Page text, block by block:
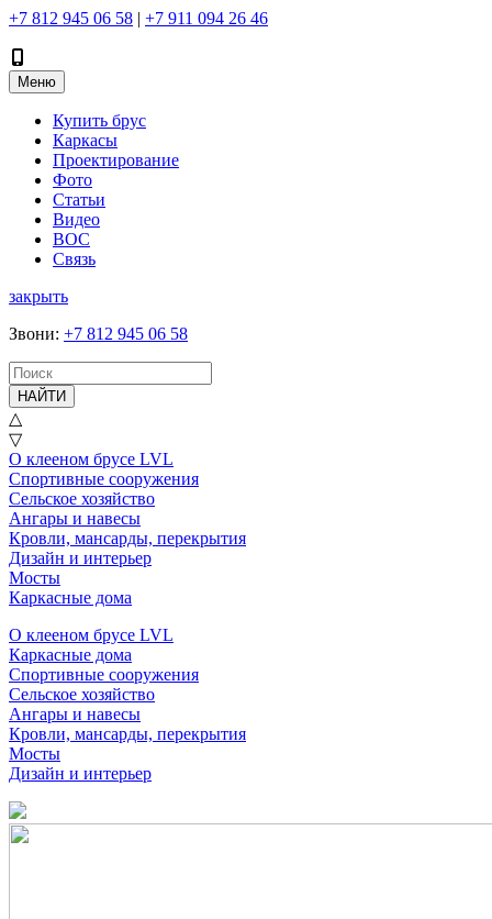
+7 812 945 06 58 | +7 911 094 26 46
Меню
Купить брус
Каркасы
Проектирование
Фото
Статьи
Видео
ВОС
Связь
закрыть
Звони: +7 812 945 06 58
НАЙТИ
△
▽
О клееном брусе LVL
Спортивные сооружения
Сельское хозяйство
Ангары и навесы
Кровли, мансарды, перекрытия
Дизайн и интерьер
Мосты
Каркасные дома
О клееном брусе LVL
Каркасные дома
Спортивные сооружения
Сельское хозяйство
Ангары и навесы
Кровли, мансарды, перекрытия
Мосты
Дизайн и интерьер